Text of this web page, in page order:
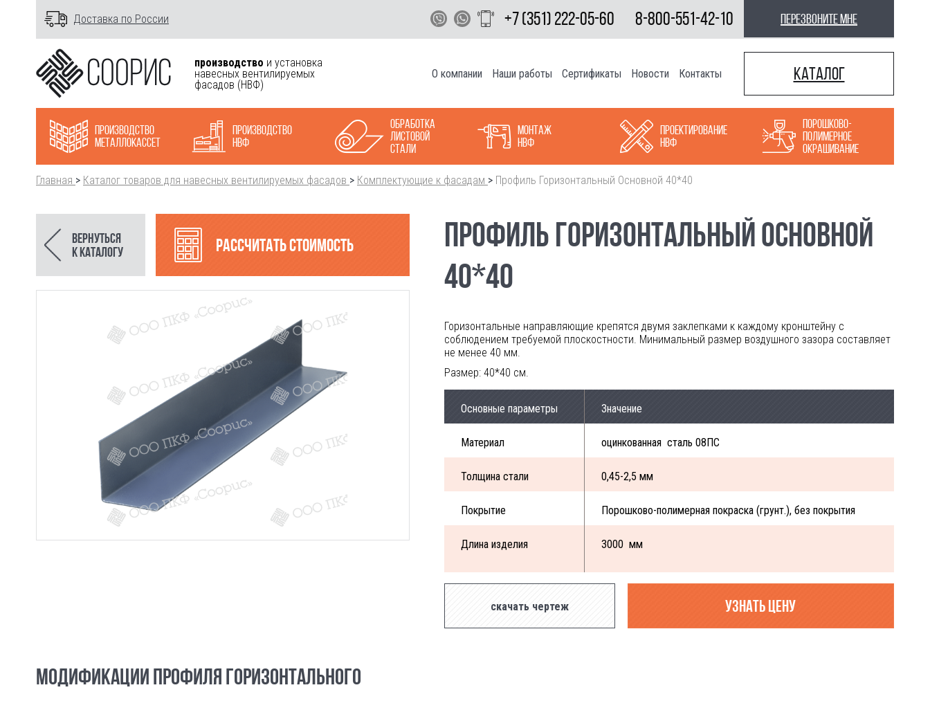
Доставка по России +7 (351) 222-05-60 8-800-551-42-10 перезвоните мне
производство и установка
навесных вентилируемых
фасадов (НВФ)
О компании Наши работы Сертификаты Новости Контакты Каталог
Производство
металлокасcет
Производство
НВФ
Обработка
листовой
стали
Монтаж
НВФ
Проектирование
НВФ
Порошково-
полимерное
окрашивание
Главная > Каталог товаров для навесных вентилируемых фасадов > Комплектующие к фасадам > Профиль Горизонтальный Основной 40*40
Вернуться
к каталогу
Рассчитать стоимость
ПРОФИЛЬ ГОРИЗОНТАЛЬНЫЙ ОСНОВНОЙ
40*40
Горизонтальные направляющие крепятся двумя заклепками к каждому кронштейну с
соблюдением требуемой плоскостности. Минимальный размер воздушного зазора составляет
не менее 40 мм.
Размер: 40*40 см.
Основные параметры Значение
Материал оцинкованная сталь 08ПС
Толщина стали 0,45-2,5 мм
Покрытие Порошково-полимерная покраска (грунт.), без покрытия
Длина изделия 3000 мм
скачать чертеж узнать цену
МОДИФИКАЦИИ ПРОФИЛЯ ГОРИЗОНТАЛЬНОГО